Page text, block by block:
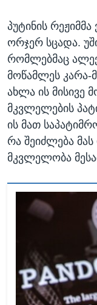
პუტინის
ორჯერ სცადა.
რომლებმაც
მოწამლეს კარა-
ახლა ის მისივე
მკვლელების
ის მათ
რა შეიძლება
მკვლელობა